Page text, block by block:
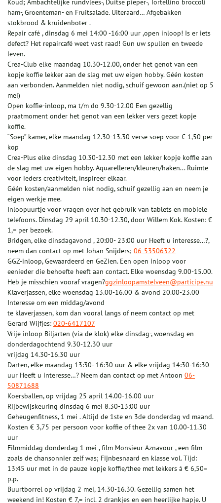
Koud; Ambachtelijke rundvlees-, Duitse pieper-, Tortellino broccoli
ham-, Groenteman- en Fruitsalade. Uiteraard… Afgebakken
stokbrood & kruidenboter .
Repair café , dinsdag 6 mei 14:00 -16:00 uur ,open inloop! Is er iets
defect? Het repaircafé weet vast raad! Gun uw spullen en tweede
leven.
Crea-Club elke maandag 10.30-12.00, onder het genot van een
kopje koffie lekker aan de slag met uw eigen hobby. Géén kosten
aan verbonden. Aanmelden niet nodig, schuif gewoon aan.(niet op 5
mei)
Open koffie-inloop, ma t/m do 9.30-12.00 Een gezellig
praatmoment onder het genot van een lekker vers gezet kopje
koffie.
“Soep” kamer, elke maandag 12.30-13.30 verse soep voor € 1,50 per
kop
Crea-Plus elke dinsdag 10.30-12.30 met een lekker kopje koffie aan
de slag met uw eigen hobby. Aquarelleren/kleuren/haken... Ruimte
voor ieders creativiteit, inspireer elkaar.
Géén kosten/aanmelden niet nodig, schuif gezellig aan en neem je
eigen werkje mee.
Inloopuurtje voor vragen over het gebruik van tablets en mobiele
telefoons. Dinsdag 29 april 10.30-12.30, door Willem Kok. Kosten: €
1,= per bezoek.
Bridgen, elke dinsdagavond , 20:00- 23:00 uur Heeft u interesse…?,
neem dan contact op met Johan Snijders; 06-53506322
GGZ-inloop, Gewaardeerd en GeZien. Een open inloop voor
eenieder die behoefte heeft aan contact. Elke woensdag 9.00-15.00.
Heb je misschien vooraf vragen?ggzinloopamstelveen@participe.nu
Klaverjassen, elke woensdag 13.00-16.00 & avond 20.00-23.00
Interesse om een middag/avond
te klaverjassen, kom dan vooral langs of neem contact op met
Gerard Wijfjes: 020-6417107
Vrije inloop Biljarten (via de klok) elke dinsdag-, woensdag en
donderdagochtend 9.30-12.30 uur
vrijdag 14.30-16.30 uur
Darten, elke maandag 13:30- 16:30 uur & elke vrijdag 14:30-16:30
uur Heeft u interesse…? Neem dan contact op met Antoon 06-
50871688
Koersballen, op vrijdag 25 april 14.00-16.00 uur
Rijbewijskeuring dinsdag 6 mei 8.30-13:00 uur
Geheugenfitness, 1 mei . Altijd de 1ste en 3de donderdag vd maand.
Kosten € 3,75 per persoon voor koffie of thee 2x van 10.00-11.30
uur
Filmmiddag donderdag 1 mei , film Monsieur Aznavour , een film
zoals de chansonnier zelf was; Fijnbesnaard en klasse vol. Tijd:
13:45 uur met in de pauze kopje koffie/thee met lekkers á € 6,50=
p.p.
Buurtborrel op vrijdag 2 mei, 14.30-16.30. Gezellig samen het
weekend in! Kosten € 7,= incl. 2 drankjes en een heerlijke hapje. U